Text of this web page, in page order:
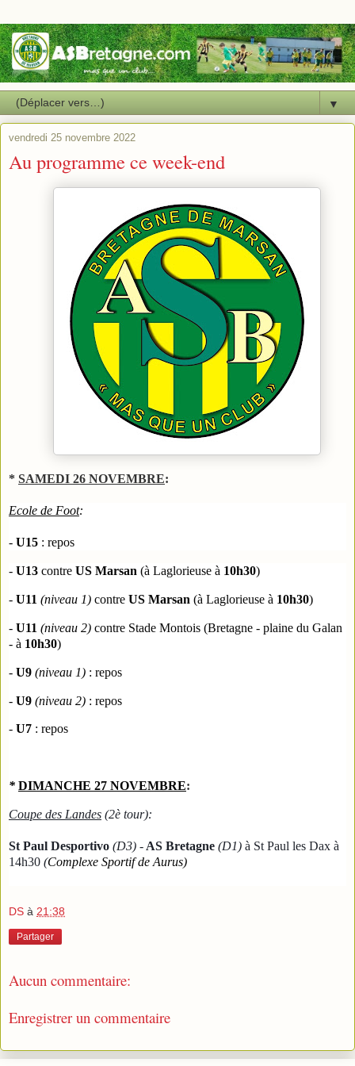
▼
vendredi 25 novembre 2022
Au programme ce week-end
* SAMEDI 26 NOVEMBRE:
Ecole de Foot:
- U15 : repos
- U13 contre US Marsan (à Laglorieuse à 10h30)
- U11 (niveau 1) contre US Marsan (à Laglorieuse à 10h30)
- U11 (niveau 2) contre Stade Montois (Bretagne - plaine du Galan
- à 10h30)
- U9 (niveau 1) : repos
- U9 (niveau 2) : repos
- U7 : repos
* DIMANCHE 27 NOVEMBRE:
Coupe des Landes (2è tour):
St Paul Desportivo (D3) - AS Bretagne (D1) à St Paul les Dax à
14h30 (Complexe Sportif de Aurus)
DS à 21:38
Partager
Aucun commentaire:
Enregistrer un commentaire